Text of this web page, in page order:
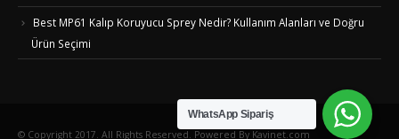
Best MP61 Kalıp Koruyucu Sprey Nedir? Kullanım Alanları ve Doğru
Ürün Seçimi
© Copyright 2017. All Rights Reserved. Powered By Kavinet.com
WhatsApp Sipariş